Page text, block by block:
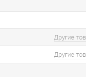
Другие
Другие